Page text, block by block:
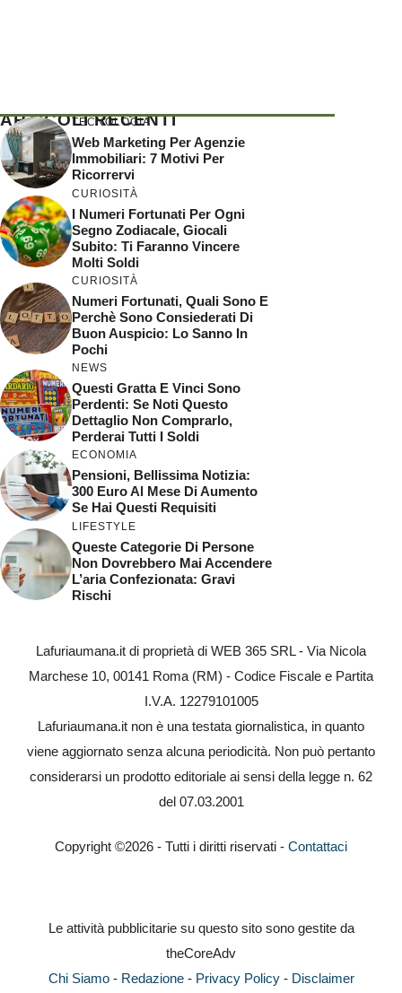
ARTICOLI RECENTI
TECNOLOGIA
Web Marketing Per Agenzie
Immobiliari: 7 Motivi Per
Ricorrervi
CURIOSITÀ
I Numeri Fortunati Per Ogni
Segno Zodiacale, Giocali
Subito: Ti Faranno Vincere
Molti Soldi
CURIOSITÀ
Numeri Fortunati, Quali Sono E
Perchè Sono Consiederati Di
Buon Auspicio: Lo Sanno In
Pochi
NEWS
Questi Gratta E Vinci Sono
Perdenti: Se Noti Questo
Dettaglio Non Comprarlo,
Perderai Tutti I Soldi
ECONOMIA
Pensioni, Bellissima Notizia:
300 Euro Al Mese Di Aumento
Se Hai Questi Requisiti
LIFESTYLE
Queste Categorie Di Persone
Non Dovrebbero Mai Accendere
L’aria Confezionata: Gravi
Rischi
Lafuriaumana.it di proprietà di WEB 365 SRL - Via Nicola
Marchese 10, 00141 Roma (RM) - Codice Fiscale e Partita
I.V.A. 12279101005
Lafuriaumana.it non è una testata giornalistica, in quanto
viene aggiornato senza alcuna periodicità. Non può pertanto
considerarsi un prodotto editoriale ai sensi della legge n. 62
del 07.03.2001
Copyright ©2026 - Tutti i diritti riservati - Contattaci
Le attività pubblicitarie su questo sito sono gestite da
theCoreAdv
Chi Siamo- Redazione- Privacy Policy- Disclaimer